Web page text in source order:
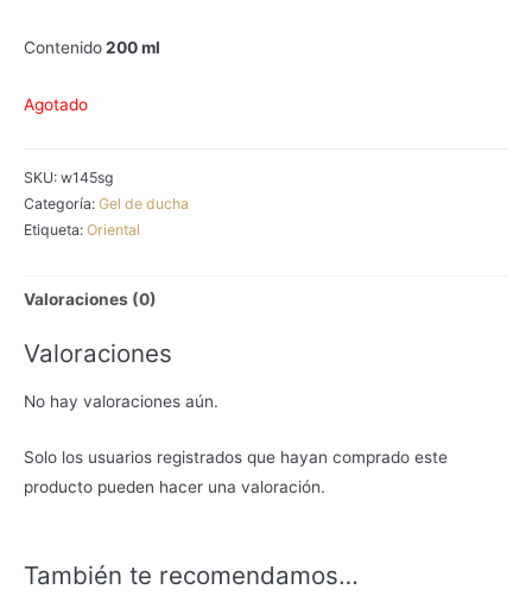
Contenido200 ml
Agotado
SKU: w145sg
Categoría: Gel de ducha
Etiqueta: Oriental
Valoraciones (0)
Valoraciones
No hay valoraciones aún.
Solo los usuarios registrados que hayan comprado este
producto pueden hacer una valoración.
También te recomendamos…